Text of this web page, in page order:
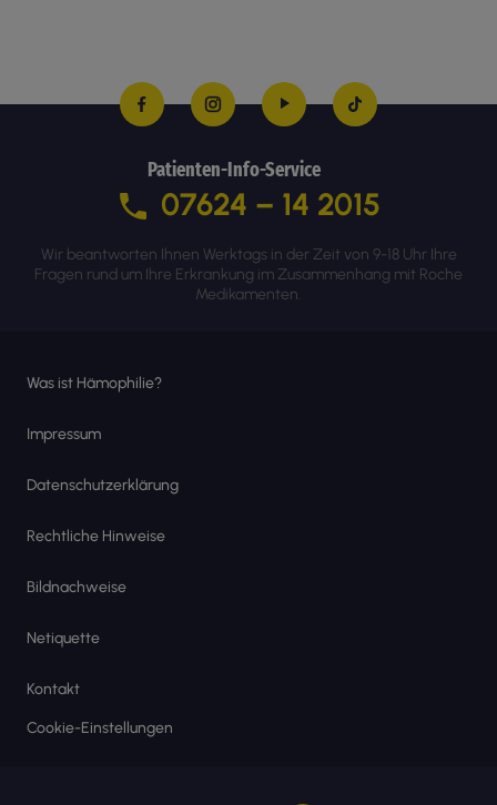
Was ist Hämophilie?
Impressum
Datenschutzerklärung
Rechtliche Hinweise
Bildnachweise
Netiquette
Kontakt
Cookie-Einstellungen
Patienten-Info-Service
07624 – 14 2015
Wir beantworten Ihnen Werktags in der Zeit von 9-18 Uhr Ihre
Fragen rund um Ihre Erkrankung im Zusammenhang mit Roche
Medikamenten.